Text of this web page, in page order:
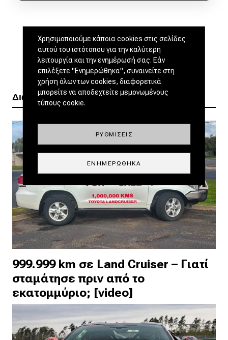
Διαβάστε ακόμα
999.999 km σε Land Cruiser – Γιατί
σταμάτησε πριν από το
εκατομμύριο; [video]
Χρησιμοποιούμε κάποια cookies στις σελίδες
αυτού του ιστότοπου για την καλύτερη
λειτουργία και την ενημέρωσή σας. Εάν
επιλέξετε "Ενημερώθηκα", συναινείτε στη
χρήση όλων των cookies, διαφορετικά
μπορείτε να αποδεχτείτε μεμονωμένους
τύπους cookie.
ΡΥΘΜΊΣΕΙΣ
ΕΝΗΜΕΡΏΘΗΚΑ